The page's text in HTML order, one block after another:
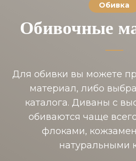
Обивка
Обивочные
Для обивки вы можете
материал, либо
каталога. Диваны с
обиваются чаще
флоками,
натуральными